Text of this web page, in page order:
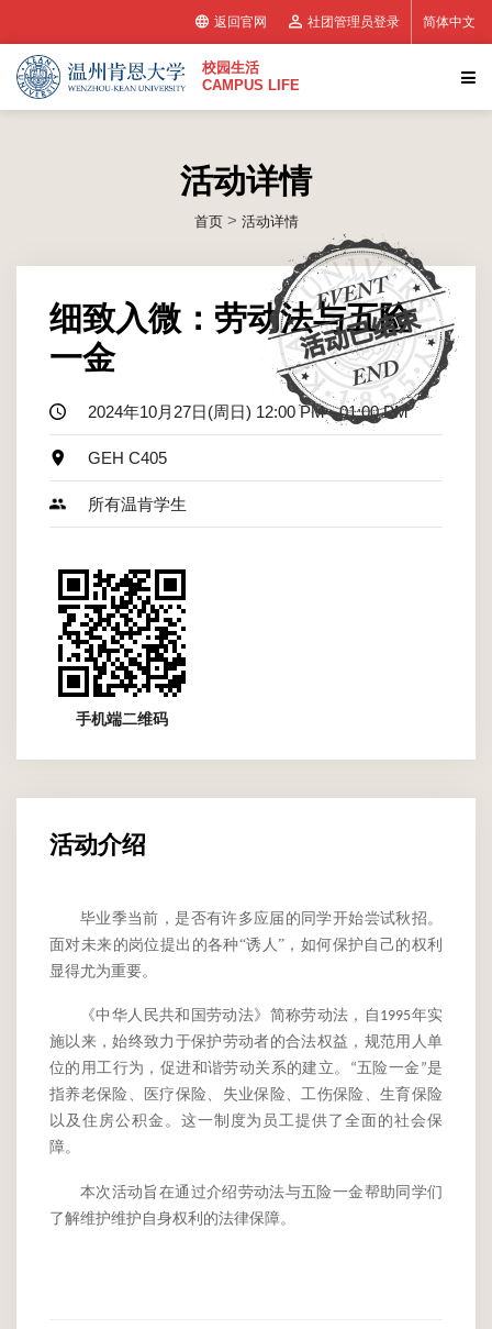
返回官网 社团管理员登录 简体中文
校园生活
CAMPUS LIFE
活动详情
首页> 活动详情
细致入微：劳动法与五险
一金
2024年10月27日(周日) 12:00 PM - 01:00 PM
GEH C405
所有温肯学生
手机端二维码
活动介绍
毕业季当前，是否有许多应届的同学开始尝试秋招。
面对未来的岗位提出的各种“诱人”，如何保护自己的权利
显得尤为重要。
《中华人民共和国劳动法》 简称劳动法， 自 1995年实
施以来，始终致力于保护劳动者的合法权益，规范用人单
位的用工行为，促进和谐劳动关系的建立。 “五险一金 ”是
指养老保险、医疗保险、失业保险、工伤保险、生育保险
以及住房公积金。这一制度为员工提供了全面的社会保
障。
本次活动旨在通过介绍劳动法与五险一金帮助同学们
了解维护维护自身权利的法律保障。